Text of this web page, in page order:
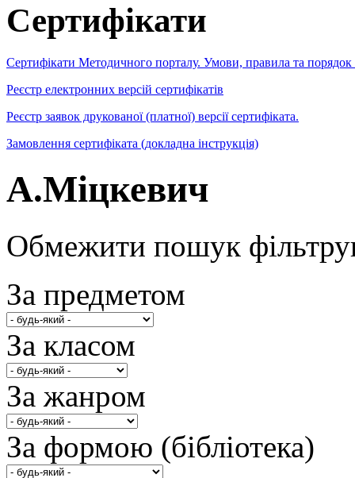
Сертифікати
Сертифікати Методичного порталу. Умови, правила та порядок
Реєстр електронних версій сертифікатів
Реєстр заявок друкованої (платної) версії сертифіката.
Замовлення сертифіката (докладна інструкція)
А.Міцкевич
Обмежити пошук
За предметом
За класом
За жанром
За формою (бібліотека)